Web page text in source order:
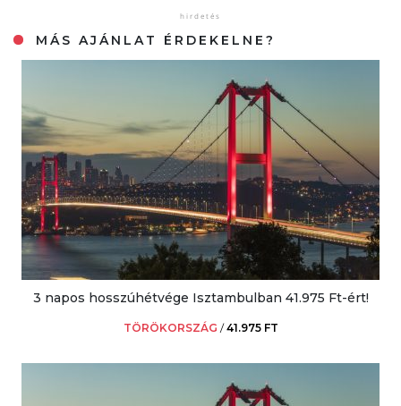
MÁS AJÁNLAT ÉRDEKELNE?
3 napos hosszúhétvége Isztambulban 41.975 Ft-ért!
TÖRÖKORSZÁG /41.975 FT